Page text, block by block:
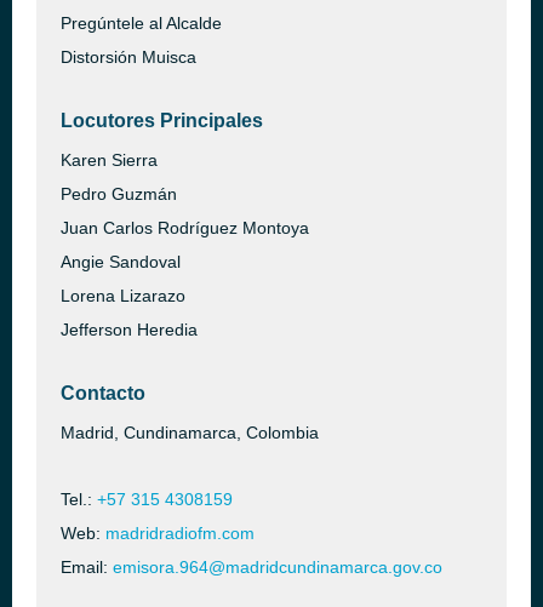
Pregúntele al Alcalde
Distorsión Muisca
Locutores Principales
Karen Sierra
Pedro Guzmán
Juan Carlos Rodríguez Montoya
Angie Sandoval
Lorena Lizarazo
Jefferson Heredia
Contacto
Madrid, Cundinamarca, Colombia
Tel.: +57 315 4308159
Web: madridradiofm.com
Email: emisora.964@madridcundinamarca.gov.co